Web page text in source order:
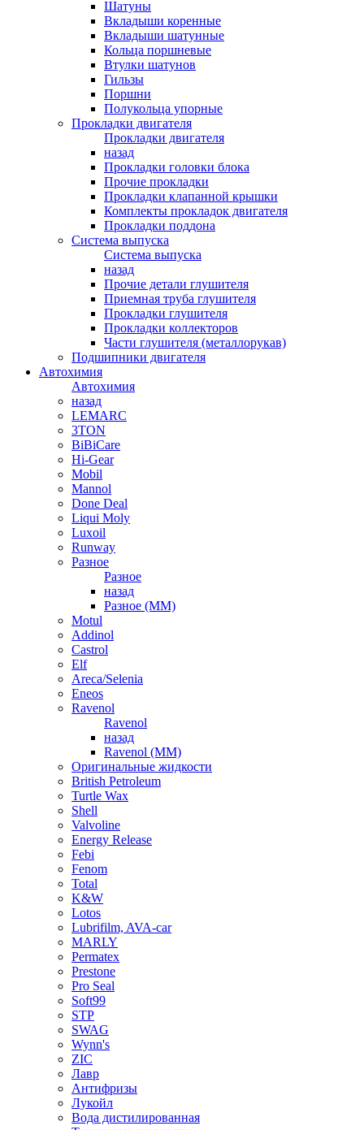
Шатуны
Вкладыши коренные
Вкладыши шатунные
Кольца поршневые
Втулки шатунов
Гильзы
Поршни
Полукольца упорные
Прокладки двигателя
Прокладки двигателя
назад
Прокладки головки блока
Прочие прокладки
Прокладки клапанной крышки
Комплекты прокладок двигателя
Прокладки поддона
Система выпуска
Система выпуска
назад
Прочие детали глушителя
Приемная труба глушителя
Прокладки глушителя
Прокладки коллекторов
Части глушителя (металлорукав)
Подшипники двигателя
Автохимия
Автохимия
назад
LEMARC
3TON
BiBiCare
Hi-Gear
Mobil
Mannol
Done Deal
Liqui Moly
Luxoil
Runway
Разное
Разное
назад
Разное (ММ)
Motul
Addinol
Castrol
Elf
Areca/Selenia
Eneos
Ravenol
Ravenol
назад
Ravenol (ММ)
Оригинальные жидкости
British Petroleum
Turtle Wax
Shell
Valvoline
Energy Release
Febi
Fenom
Total
K&W
Lotos
Lubrifilm, AVA-car
MARLY
Permatex
Prestone
Pro Seal
Soft99
STP
SWAG
Wynn's
ZIC
Лавр
Антифризы
Лукойл
Вода дистилированная